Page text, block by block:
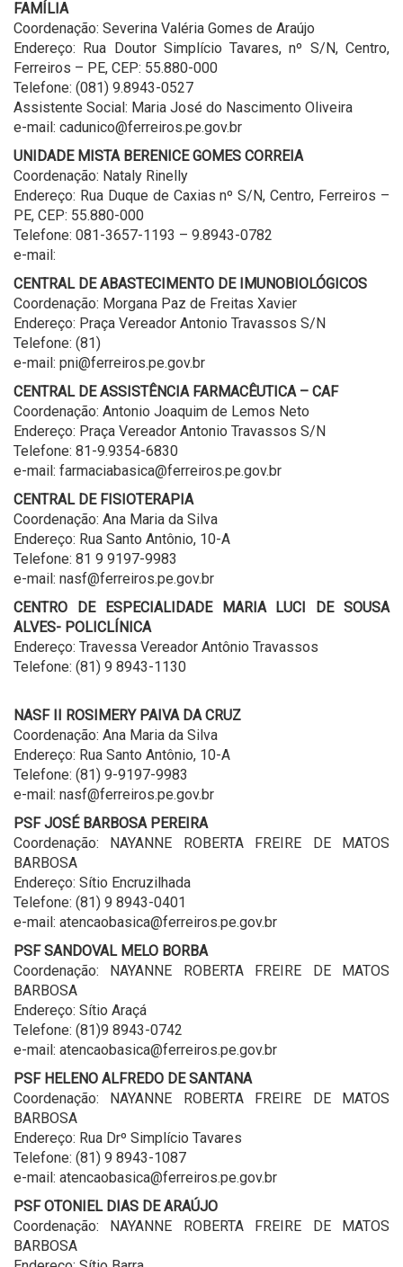
FAMÍLIA
Coordenação: Severina Valéria Gomes de Araújo
Endereço: Rua Doutor Simplício Tavares, nº S/N, Centro,
Ferreiros – PE, CEP: 55.880-000
Telefone: (081) 9.8943-0527
Assistente Social: Maria José do Nascimento Oliveira
e-mail: cadunico@ferreiros.pe.gov.br
UNIDADE MISTA BERENICE GOMES CORREIA
Coordenação: Nataly Rinelly
Endereço: Rua Duque de Caxias nº S/N, Centro, Ferreiros –
PE, CEP: 55.880-000
Telefone: 081-3657-1193 – 9.8943-0782
e-mail:
CENTRAL DE ABASTECIMENTO DE IMUNOBIOLÓGICOS
Coordenação: Morgana Paz de Freitas Xavier
Endereço: Praça Vereador Antonio Travassos S/N
Telefone: (81)
e-mail: pni@ferreiros.pe.gov.br
CENTRAL DE ASSISTÊNCIA FARMACÊUTICA – CAF
Coordenação: Antonio Joaquim de Lemos Neto
Endereço: Praça Vereador Antonio Travassos S/N
Telefone: 81-9.9354-6830
e-mail: farmaciabasica@ferreiros.pe.gov.br
CENTRAL DE FISIOTERAPIA
Coordenação: Ana Maria da Silva
Endereço: Rua Santo Antônio, 10-A
Telefone: 81 9 9197-9983
e-mail: nasf@ferreiros.pe.gov.br
CENTRO DE ESPECIALIDADE MARIA LUCI DE SOUSA
ALVES- POLICLÍNICA
Endereço: Travessa Vereador Antônio Travassos
Telefone: (81) 9 8943-1130
NASF II ROSIMERY PAIVA DA CRUZ
Coordenação: Ana Maria da Silva
Endereço: Rua Santo Antônio, 10-A
Telefone: (81) 9-9197-9983
e-mail: nasf@ferreiros.pe.gov.br
PSF JOSÉ BARBOSA PEREIRA
Coordenação: NAYANNE ROBERTA FREIRE DE MATOS
BARBOSA
Endereço: Sítio Encruzilhada
Telefone: (81) 9 8943-0401
e-mail: atencaobasica@ferreiros.pe.gov.br
PSF SANDOVAL MELO BORBA
Coordenação: NAYANNE ROBERTA FREIRE DE MATOS
BARBOSA
Endereço: Sítio Araçá
Telefone: (81)9 8943-0742
e-mail: atencaobasica@ferreiros.pe.gov.br
PSF HELENO ALFREDO DE SANTANA
Coordenação: NAYANNE ROBERTA FREIRE DE MATOS
BARBOSA
Endereço: Rua Drº Simplício Tavares
Telefone: (81) 9 8943-1087
e-mail: atencaobasica@ferreiros.pe.gov.br
PSF OTONIEL DIAS DE ARAÚJO
Coordenação: NAYANNE ROBERTA FREIRE DE MATOS
BARBOSA